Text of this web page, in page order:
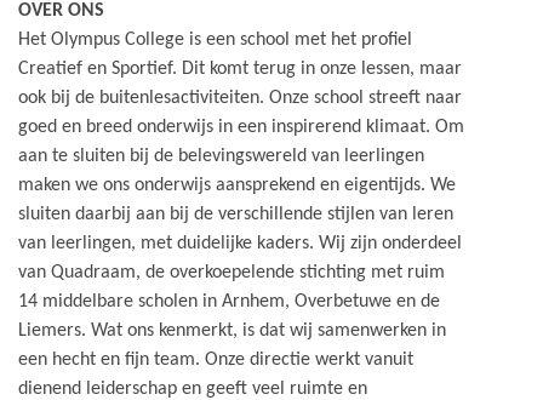
OVER ONS
Het Olympus College is een school met het profiel
Creatief en Sportief. Dit komt terug in onze lessen, maar
ook bij de buitenlesactiviteiten. Onze school streeft naar
goed en breed onderwijs in een inspirerend klimaat. Om
aan te sluiten bij de belevingswereld van leerlingen
maken we ons onderwijs aansprekend en eigentijds. We
sluiten daarbij aan bij de verschillende stijlen van leren
van leerlingen, met duidelijke kaders. Wij zijn onderdeel
van Quadraam, de overkoepelende stichting met ruim
14 middelbare scholen in Arnhem, Overbetuwe en de
Liemers. Wat ons kenmerkt, is dat wij samenwerken in
een hecht en fijn team. Onze directie werkt vanuit
dienend leiderschap en geeft veel ruimte en